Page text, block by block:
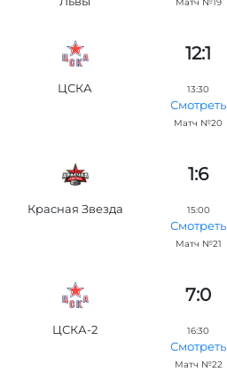
12:1
ЦСКА 13:30
Смотреть
Матч №20
1:6
Красная Звезда 15:00
Смотреть
Матч №21
7:0
ЦСКА-2 16:30
Смотреть
Матч №22